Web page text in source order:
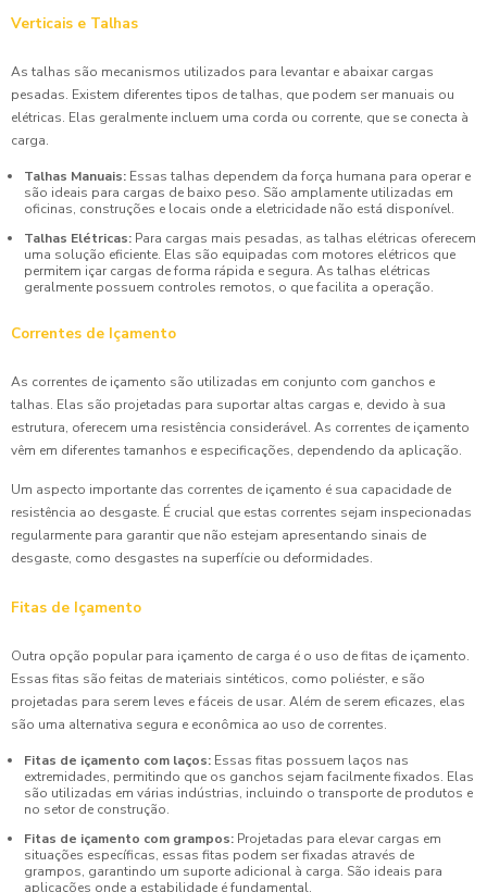
Verticais e Talhas
As talhas são mecanismos utilizados para levantar e abaixar cargas
pesadas. Existem diferentes tipos de talhas, que podem ser manuais ou
elétricas. Elas geralmente incluem uma corda ou corrente, que se conecta à
carga.
Talhas Manuais: Essas talhas dependem da força humana para operar e
são ideais para cargas de baixo peso. São amplamente utilizadas em
oficinas, construções e locais onde a eletricidade não está disponível.
Talhas Elétricas: Para cargas mais pesadas, as talhas elétricas oferecem
uma solução eficiente. Elas são equipadas com motores elétricos que
permitem içar cargas de forma rápida e segura. As talhas elétricas
geralmente possuem controles remotos, o que facilita a operação.
Correntes de Içamento
As correntes de içamento são utilizadas em conjunto com ganchos e
talhas. Elas são projetadas para suportar altas cargas e, devido à sua
estrutura, oferecem uma resistência considerável. As correntes de içamento
vêm em diferentes tamanhos e especificações, dependendo da aplicação.
Um aspecto importante das correntes de içamento é sua capacidade de
resistência ao desgaste. É crucial que estas correntes sejam inspecionadas
regularmente para garantir que não estejam apresentando sinais de
desgaste, como desgastes na superfície ou deformidades.
Fitas de Içamento
Outra opção popular para içamento de carga é o uso de fitas de içamento.
Essas fitas são feitas de materiais sintéticos, como poliéster, e são
projetadas para serem leves e fáceis de usar. Além de serem eficazes, elas
são uma alternativa segura e econômica ao uso de correntes.
Fitas de içamento com laços: Essas fitas possuem laços nas
extremidades, permitindo que os ganchos sejam facilmente fixados. Elas
são utilizadas em várias indústrias, incluindo o transporte de produtos e
no setor de construção.
Fitas de içamento com grampos: Projetadas para elevar cargas em
situações específicas, essas fitas podem ser fixadas através de
grampos, garantindo um suporte adicional à carga. São ideais para
aplicações onde a estabilidade é fundamental.